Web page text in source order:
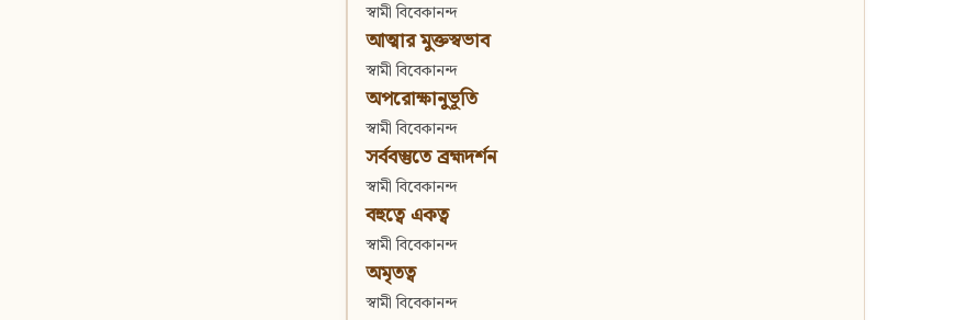
স্বামী বিবেকানন্দ
আত্মার মুক্তস্বভাব
স্বামী বিবেকানন্দ
অপরোক্ষানুভূতি
স্বামী বিবেকানন্দ
সর্ববস্তুতে ব্রহ্মদর্শন
স্বামী বিবেকানন্দ
বহুত্বে একত্ব
স্বামী বিবেকানন্দ
অমৃতত্ব
স্বামী বিবেকানন্দ